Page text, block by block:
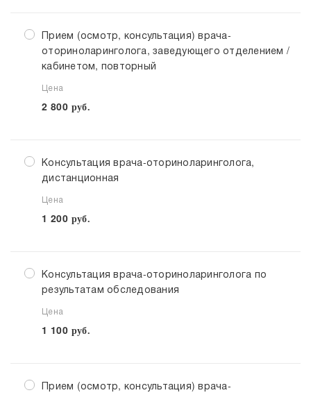
Прием (осмотр, консультация) врача-
оториноларинголога, заведующего отделением /
кабинетом, повторный
Цена
2 800 руб.
Консультация врача-оториноларинголога,
дистанционная
Цена
1 200 руб.
Консультация врача-оториноларинголога по
результатам обследования
Цена
1 100 руб.
Прием (осмотр, консультация) врача-